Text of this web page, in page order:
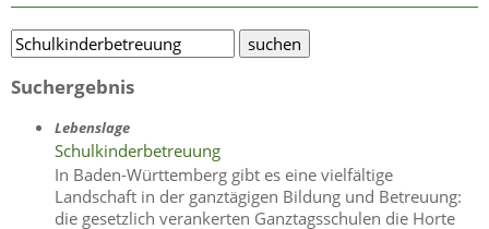
Suchergebnis
Lebenslage
Schulkinderbetreuung
In Baden-Württemberg gibt es eine vielfältige
Landschaft in der ganztägigen Bildung und Betreuung:
die gesetzlich verankerten Ganztagsschulen die Horte